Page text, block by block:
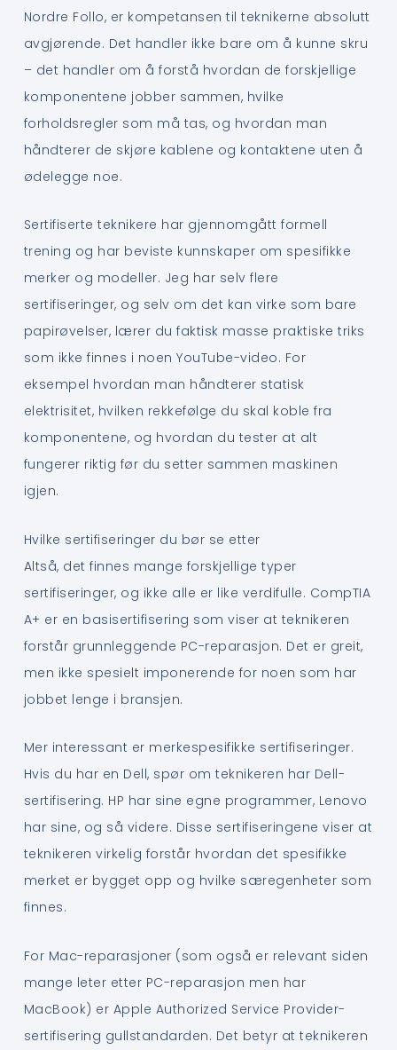
Nordre Follo, er kompetansen til teknikerne absolutt
avgjørende. Det handler ikke bare om å kunne skru
– det handler om å forstå hvordan de forskjellige
komponentene jobber sammen, hvilke
forholdsregler som må tas, og hvordan man
håndterer de skjøre kablene og kontaktene uten å
ødelegge noe.
Sertifiserte teknikere har gjennomgått formell
trening og har beviste kunnskaper om spesifikke
merker og modeller. Jeg har selv flere
sertifiseringer, og selv om det kan virke som bare
papirøvelser, lærer du faktisk masse praktiske triks
som ikke finnes i noen YouTube-video. For
eksempel hvordan man håndterer statisk
elektrisitet, hvilken rekkefølge du skal koble fra
komponentene, og hvordan du tester at alt
fungerer riktig før du setter sammen maskinen
igjen.
Hvilke sertifiseringer du bør se etter
Altså, det finnes mange forskjellige typer
sertifiseringer, og ikke alle er like verdifulle. CompTIA
A+ er en basisertifisering som viser at teknikeren
forstår grunnleggende PC-reparasjon. Det er greit,
men ikke spesielt imponerende for noen som har
jobbet lenge i bransjen.
Mer interessant er merkespesifikke sertifiseringer.
Hvis du har en Dell, spør om teknikeren har Dell-
sertifisering. HP har sine egne programmer, Lenovo
har sine, og så videre. Disse sertifiseringene viser at
teknikeren virkelig forstår hvordan det spesifikke
merket er bygget opp og hvilke særegenheter som
finnes.
For Mac-reparasjoner (som også er relevant siden
mange leter etter PC-reparasjon men har
MacBook) er Apple Authorized Service Provider-
sertifisering gullstandarden. Det betyr at teknikeren